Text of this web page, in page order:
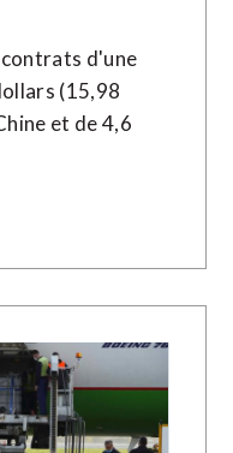
contrats d'une
(15,98
et de 4,6